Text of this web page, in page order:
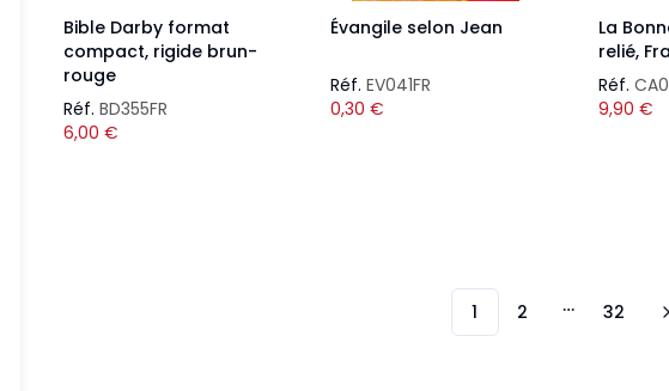
Bible Darby format
compact, rigide brun-
rouge
Réf. BD355FR
6,00 €
Évangile selon Jean
Réf. EV041FR
0,30 €
La
relié,
Réf.
9,90 €
1 2 More pages
32